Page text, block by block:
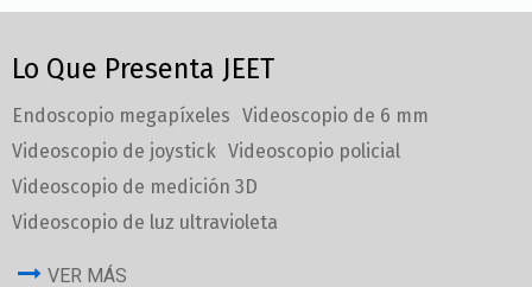
Lo Que Presenta JEET
Endoscopio megapíxeles Videoscopio de 6 mm
Videoscopio de joystick Videoscopio policial
Videoscopio de medición 3D
Videoscopio de luz ultravioleta
VER MÁS